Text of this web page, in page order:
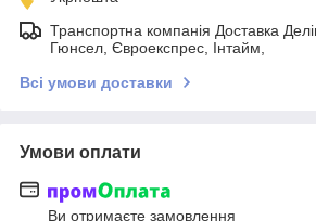
Транспортна компанія Доставка
Гюнсел, Євроекспрес, Інтайм,
Всі умови доставки
Умови оплати
Ви отримаєте замовлення